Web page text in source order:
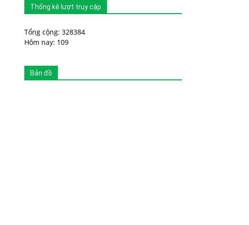
Thống kê lượt truy cập
Tổng cộng: 328384
Hôm nay: 109
Bản đồ